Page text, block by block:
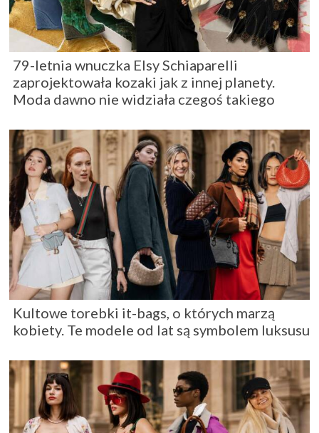
79-letnia wnuczka Elsy Schiaparelli
zaprojektowała kozaki jak z innej planety.
Moda dawno nie widziała czegoś takiego
Kultowe torebki it-bags, o których marzą
kobiety. Te modele od lat są symbolem luksusu